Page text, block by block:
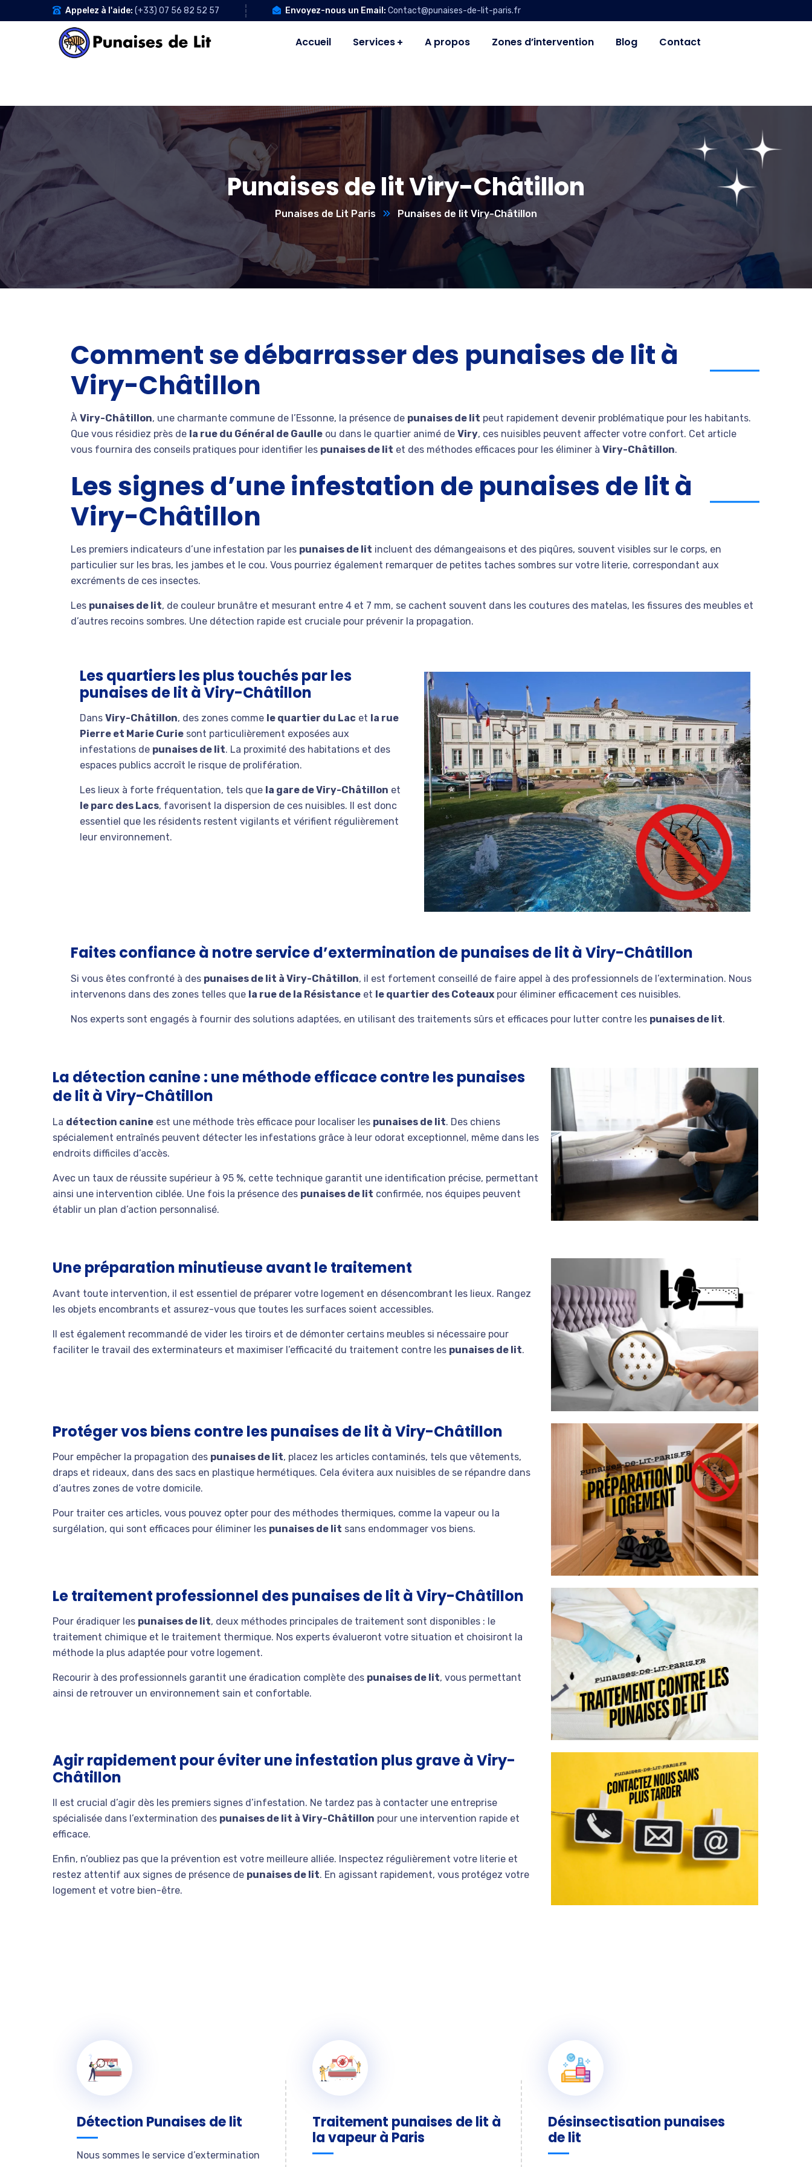
Appelez à l'aide: (+33) 07 56 82 52 57 Envoyez-nous un Email: Contact@punaises-de-lit-paris.fr
Accueil Services A propos Zones d’intervention Blog Contact
Punaises de lit Viry-Châtillon
Punaises de Lit Paris Punaises de lit Viry-Châtillon
Comment se débarrasser des punaises de lit à
Viry-Châtillon
À Viry-Châtillon, une charmante commune de l’Essonne, la présence de punaises de lit peut rapidement devenir problématique pour les habitants.
Que vous résidiez près de la rue du Général de Gaulle ou dans le quartier animé de Viry, ces nuisibles peuvent affecter votre confort. Cet article
vous fournira des conseils pratiques pour identifier les punaises de lit et des méthodes efficaces pour les éliminer à Viry-Châtillon.
Les signes d’une infestation de punaises de lit à
Viry-Châtillon
Les premiers indicateurs d’une infestation par les punaises de lit incluent des démangeaisons et des piqûres, souvent visibles sur le corps, en
particulier sur les bras, les jambes et le cou. Vous pourriez également remarquer de petites taches sombres sur votre literie, correspondant aux
excréments de ces insectes.
Les punaises de lit, de couleur brunâtre et mesurant entre 4 et 7 mm, se cachent souvent dans les coutures des matelas, les fissures des meubles et
d’autres recoins sombres. Une détection rapide est cruciale pour prévenir la propagation.
Les quartiers les plus touchés par les
punaises de lit à Viry-Châtillon
Dans Viry-Châtillon, des zones comme le quartier du Lac et la rue
Pierre et Marie Curie sont particulièrement exposées aux
infestations de punaises de lit. La proximité des habitations et des
espaces publics accroît le risque de prolifération.
Les lieux à forte fréquentation, tels que la gare de Viry-Châtillon et
le parc des Lacs, favorisent la dispersion de ces nuisibles. Il est donc
essentiel que les résidents restent vigilants et vérifient régulièrement
leur environnement.
Faites confiance à notre service d’extermination de punaises de lit à Viry-Châtillon
Si vous êtes confronté à des punaises de lit à Viry-Châtillon, il est fortement conseillé de faire appel à des professionnels de l’extermination. Nous
intervenons dans des zones telles que la rue de la Résistance et le quartier des Coteaux pour éliminer efficacement ces nuisibles.
Nos experts sont engagés à fournir des solutions adaptées, en utilisant des traitements sûrs et efficaces pour lutter contre les punaises de lit.
La détection canine : une méthode efficace contre les punaises
de lit à Viry-Châtillon
La détection canine est une méthode très efficace pour localiser les punaises de lit. Des chiens
spécialement entraînés peuvent détecter les infestations grâce à leur odorat exceptionnel, même dans les
endroits difficiles d’accès.
Avec un taux de réussite supérieur à 95 %, cette technique garantit une identification précise, permettant
ainsi une intervention ciblée. Une fois la présence des punaises de lit confirmée, nos équipes peuvent
établir un plan d’action personnalisé.
Une préparation minutieuse avant le traitement
Avant toute intervention, il est essentiel de préparer votre logement en désencombrant les lieux. Rangez
les objets encombrants et assurez-vous que toutes les surfaces soient accessibles.
Il est également recommandé de vider les tiroirs et de démonter certains meubles si nécessaire pour
faciliter le travail des exterminateurs et maximiser l’efficacité du traitement contre les punaises de lit.
Protéger vos biens contre les punaises de lit à Viry-Châtillon
Pour empêcher la propagation des punaises de lit, placez les articles contaminés, tels que vêtements,
draps et rideaux, dans des sacs en plastique hermétiques. Cela évitera aux nuisibles de se répandre dans
d’autres zones de votre domicile.
Pour traiter ces articles, vous pouvez opter pour des méthodes thermiques, comme la vapeur ou la
surgélation, qui sont efficaces pour éliminer les punaises de lit sans endommager vos biens.
Le traitement professionnel des punaises de lit à Viry-Châtillon
Pour éradiquer les punaises de lit, deux méthodes principales de traitement sont disponibles : le
traitement chimique et le traitement thermique. Nos experts évalueront votre situation et choisiront la
méthode la plus adaptée pour votre logement.
Recourir à des professionnels garantit une éradication complète des punaises de lit, vous permettant
ainsi de retrouver un environnement sain et confortable.
Agir rapidement pour éviter une infestation plus grave à Viry-
Châtillon
Il est crucial d’agir dès les premiers signes d’infestation. Ne tardez pas à contacter une entreprise
spécialisée dans l’extermination des punaises de lit à Viry-Châtillon pour une intervention rapide et
efficace.
Enfin, n’oubliez pas que la prévention est votre meilleure alliée. Inspectez régulièrement votre literie et
restez attentif aux signes de présence de punaises de lit. En agissant rapidement, vous protégez votre
logement et votre bien-être.
Détection Punaises de lit
Nous sommes le service d’extermination
Traitement punaises de lit à
la vapeur à Paris
Désinsectisation punaises
de lit